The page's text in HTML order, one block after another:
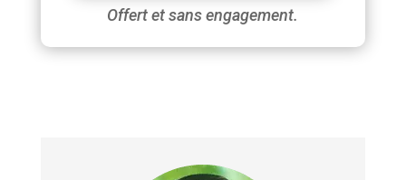
Offert et sans engagement.